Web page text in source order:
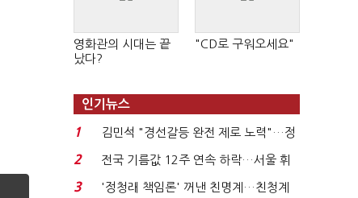
영화관의 시대는 끝
났다?
"CD로 구워오세요"
인기뉴스
1
김민석 "경선갈등 완전 제로 노력"…정
청래 "반명 공세 사...
2
전국 기름값 12주 연속 하락…서울 휘
발윳값 1909원...
3
'정청래 책임론' 꺼낸 친명계…친청계